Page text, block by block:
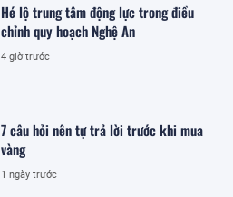
Hé lộ trung tâm động lực trong điều
chỉnh quy hoạch Nghệ An
4 giờ trước
7 câu hỏi nên tự trả lời trước khi mua
vàng
1 ngày trước